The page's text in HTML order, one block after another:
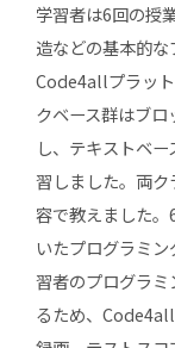
学習者は6回の授
造などの基本的な
Code4allプラッ
クベース群はブ
し、テキストベ
習しました。両
容で教えました
いたプログラミ
習者のプログラ
るため、